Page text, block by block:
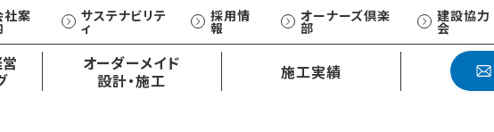
社案 サステナビリテ
ィ
採用情
報
オーナーズ倶楽
部
建設協力
会
活用お悩み相談 コンサルティング事例一覧 ホワイト
オーダーメイド
設計・施工
ダーメイド
・施工
外観・内観デザイン
ひとクラス
EXCEED/RC
施工実績